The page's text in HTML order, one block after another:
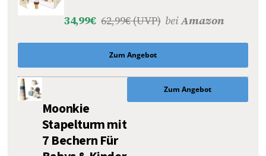
34,99€ 62,99€ (UVP) beiAmazon
Zum Angebot
Moonkie
Stapelturm mit
7 Bechern Für
Zum Angebot